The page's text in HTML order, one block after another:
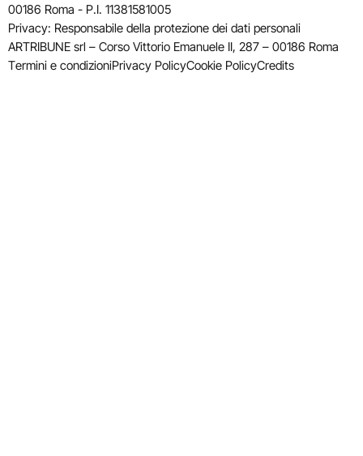
00186 Roma - P.I. 11381581005
Privacy: Responsabile della protezione dei dati personali
ARTRIBUNE srl – Corso Vittorio Emanuele II, 287 – 00186 Roma
Termini e condizioniPrivacy PolicyCookie PolicyCredits